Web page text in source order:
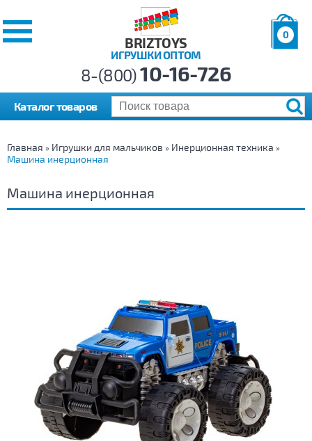
BRIZTOYS
ИГРУШКИ ОПТОМ
0
р.
8-(800)10-16-726
Каталог товаров
Главная » Игрушки для мальчиков » Инерционная техника »
Машина инерционная
Машина инерционная